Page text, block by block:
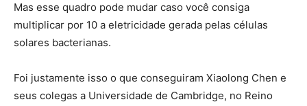
Mas esse quadro pode mudar caso você consiga
multiplicar por 10 a eletricidade gerada pelas células
solares bacterianas.
Foi justamente isso o que conseguiram Xiaolong Chen e
seus colegas a Universidade de Cambridge, no Reino